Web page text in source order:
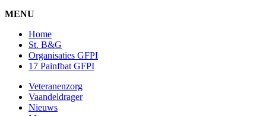
MENU
Home
St. B&G
Organisaties GFPI
17 Painfbat GFPI
Veteranenzorg
Vaandeldrager
Nieuws